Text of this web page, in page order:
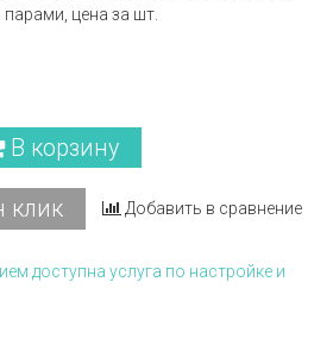
цена за шт.
В корзину
клик Добавить в сравнение
доступна услуга по настройке и